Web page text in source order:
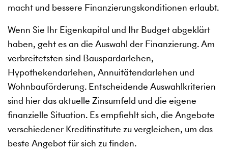
macht und bessere Finanzierungskonditionen erlaubt.
Wenn Sie Ihr Eigenkapital und Ihr Budget abgeklärt
haben, geht es an die Auswahl der Finanzierung. Am
verbreitetsten sind Bauspardarlehen,
Hypothekendarlehen, Annuitätendarlehen und
Wohnbauförderung. Entscheidende Auswahlkriterien
sind hier das aktuelle Zinsumfeld und die eigene
finanzielle Situation. Es empfiehlt sich, die Angebote
verschiedener Kreditinstitute zu vergleichen, um das
beste Angebot für sich zu finden.